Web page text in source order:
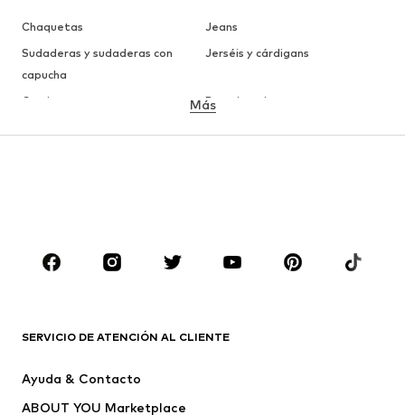
Chaquetas
Jeans
Sudaderas y sudaderas con
capucha
Jerséis y cárdigans
Camisetas
Ropa interior
ROPA
Camisetas
Jeans
Pantalones
Más
SERVICIO DE ATENCIÓN AL CLIENTE
Ayuda & Contacto
ABOUT YOU Marketplace